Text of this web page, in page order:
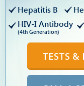
Hepatitis B
HIV-I Antibody
(4th Generation)
TESTS &